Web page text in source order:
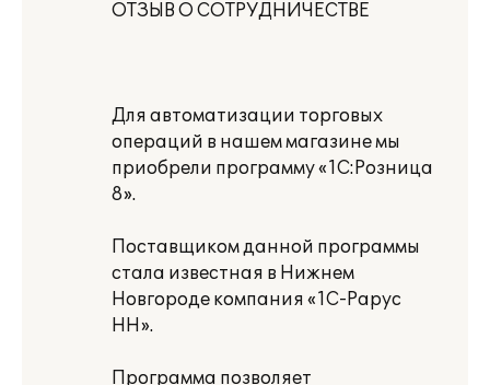
ОТЗЫВ О СОТРУДНИЧЕСТВЕ
Для автоматизации торговых
операций в нашем магазине мы
приобрели программу «1С:Розница
8».
Поставщиком данной программы
стала известная в Нижнем
Новгороде компания «1С-Рарус
НН».
Программа позволяет